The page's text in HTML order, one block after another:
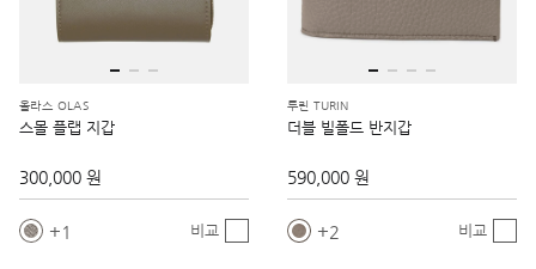
올라스 OLAS
스몰 플랩 지갑
300,000 원
1 비교
투린 TURIN
더블 빌폴드 반지갑
590,000 원
2 비교